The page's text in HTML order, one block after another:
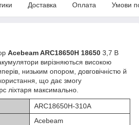
Доставка Оплата Умови
Acebeam ARC18650H 18650 3,7 В
вирізняються високою
низьким опором, довговічністю й
що дає змогу
ліхтаря максимально.
ARC18650H-310A
Acebeam